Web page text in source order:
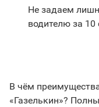
Не задаем
водителю за 10
В чём
«Газелькин»?